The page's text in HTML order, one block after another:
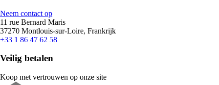
Neem contact op
11 rue Bernard Maris
37270 Montlouis-sur-Loire, Frankrijk
+33 1 86 47 62 58
Veilig betalen
Koop met vertrouwen op onze site